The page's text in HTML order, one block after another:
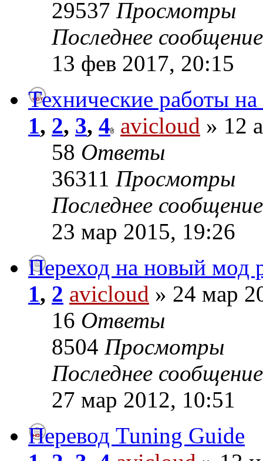
29537 Просмотры
Последнее
13 фев 2017, 20:15
Технические работы
1, 2, 3, 4 avicloud » 12
58 Ответы
36311 Просмотры
Последнее
23 мар 2015, 19:26
Переход на новый мод
1, 2 avicloud » 24 мар
16 Ответы
8504 Просмотры
Последнее
27 мар 2012, 10:51
Перевод Tuning Guide